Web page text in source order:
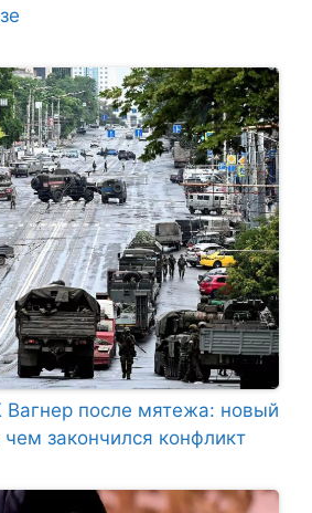
Вагнер после мятежа: новый
чем закончился конфликт